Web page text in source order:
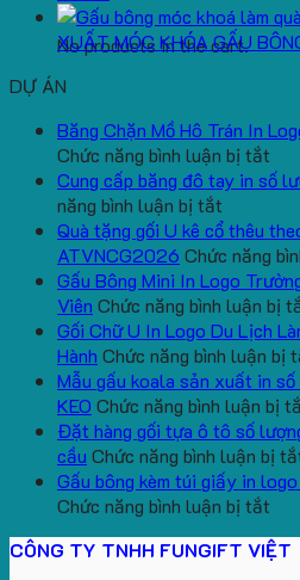
No products in the cart.
XUẤT MÓC KHÓA GẤU
DỰ ÁN
Băng Chặn Mồ Hô Trán In
Chức năng bình luận bị tắt
Mồ
Hô
In
Làm
Quà
Cung cấp băng đô tay in số
năng bình luận bị tắt
Cung
cấp
băng
đô
tay
in
số
lượng
lớn
logo
aginode
Quà tặng gối U kê cổ thêu
ATVNCG2026 Chức năng
Gấu Bông Mini In Logo
Viên Chức năng bình luận bị
Gối Chữ U In Logo Du Lịch
Hành Chức năng bình luận bị
Mẫu gấu koala sản xuất in
KEO Chức năng bình luận bị
Đặt hàng gối tựa ô tô số
cầu Chức năng bình luận bị
Gấu bông kèm túi giấy in
Chức năng bình luận bị tắt
bông
CÔNG TY TNHH FUNGIFT VIỆT